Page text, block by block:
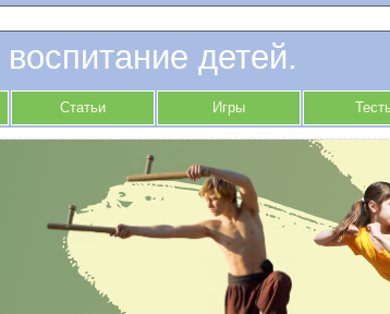
детей.
Статьи Игры